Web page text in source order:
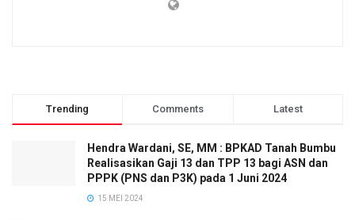
Trending Comments Latest
Hendra Wardani, SE, MM : BPKAD Tanah Bumbu
Realisasikan Gaji 13 dan TPP 13 bagi ASN dan
PPPK (PNS dan P3K) pada 1 Juni 2024
15 MEI 2024